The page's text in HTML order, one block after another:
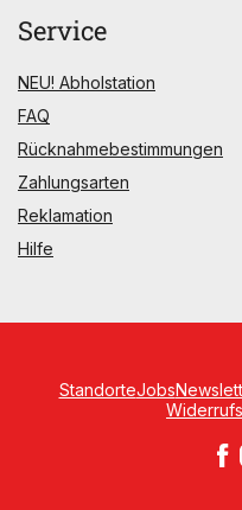
Service
NEU! Abholstation
FAQ
Rücknahmebestimmungen
Zahlungsarten
Reklamation
Hilfe
StandorteJobs